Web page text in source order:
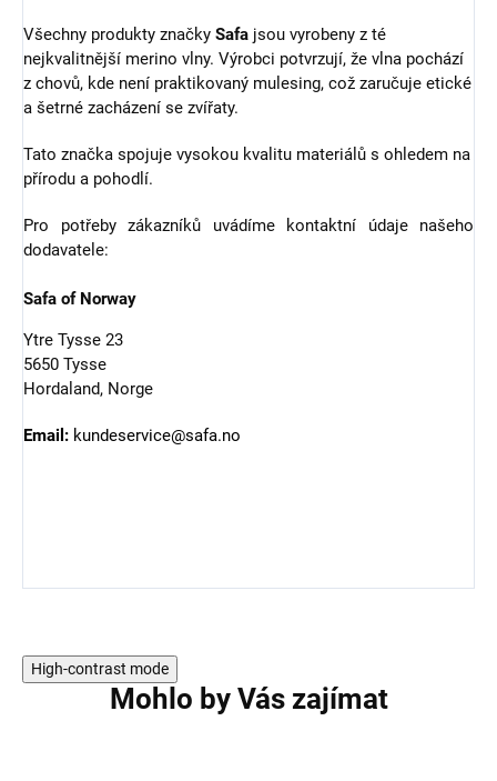
Všechny produkty značky Safa jsou vyrobeny z té
nejkvalitnější merino vlny. Výrobci potvrzují, že vlna pochází
z chovů, kde není praktikovaný mulesing, což zaručuje etické
a šetrné zacházení se zvířaty.
Tato značka spojuje vysokou kvalitu materiálů s ohledem na
přírodu a pohodlí.
Pro potřeby zákazníků uvádíme kontaktní údaje našeho
dodavatele:
Safa of Norway
Ytre Tysse 23
5650 Tysse
Hordaland, Norge
Email: kundeservice@safa.no
High-contrast mode
Mohlo by Vás zajímat